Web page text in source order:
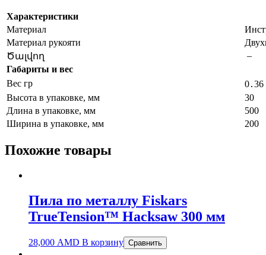
Характеристики
Материал
Материал рукояти
Ծալվող
–
Габариты и вес
Вес гр
0․36
Высота в упаковке, мм
30
Длина в упаковке, мм
500
Ширина в упаковке, мм
200
Похожие товары
Пила по металлу Fiskars
TrueTension™ Hacksaw 300 мм
28,000 AMD В корзину Сравнить